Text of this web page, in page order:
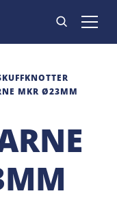
MKR Ø23MM